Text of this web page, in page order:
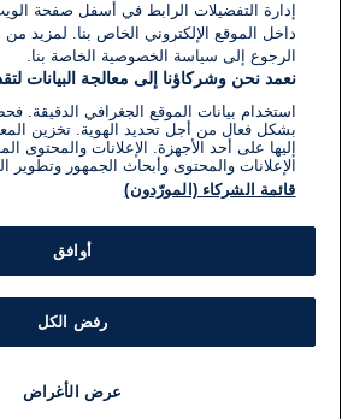
إدارة التفضيلات الرابط في أسفل صفحة
داخل الموقع الإلكتروني الخاص بنا. لمزيد
الرجوع إلى سياسة الخصوصية الخاصة بنا.
نعمد نحن وشركاؤنا إلى معالجة البيانات
استخدام بيانات الموقع الجغرافي الدقيقة.
بشكل فعال من أجل تحديد الهوية. تخزين
إليها على أحد الأجهزة. الإعلانات والمحتوى
الإعلانات والمحتوى وأبحاث الجمهور وتطوير
قائمة الشركاء (المورّدون)
أوافق
رفض الكل
عرض الأغراض